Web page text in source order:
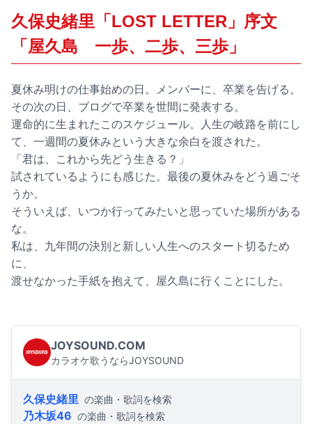
久保史緒里「LOST LETTER」序文
「屋久島 一歩、二歩、三歩」
夏休み明けの仕事始めの日。メンバーに、卒業を告げる。
その次の日、ブログで卒業を世間に発表する。
運命的に生まれたこのスケジュール。人生の岐路を前にし
て、一週間の夏休みという大きな余白を渡された。
「君は、これから先どう生きる？」
試されているようにも感じた。最後の夏休みをどう過ごそ
うか。
そういえば、いつか行ってみたいと思っていた場所がある
な。
私は、九年間の決別と新しい人生へのスタート切るため
に、
渡せなかった手紙を抱えて、屋久島に行くことにした。
JOYSOUND.COM
カラオケ歌うならJOYSOUND
久保史緒里 の楽曲・歌詞を検索
乃木坂46 の楽曲・歌詞を検索